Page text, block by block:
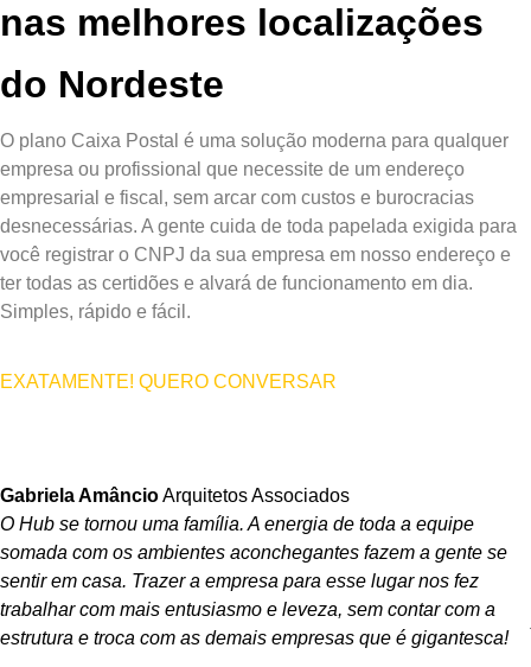
nas melhores localizações
do Nordeste
O plano Caixa Postal é uma solução moderna para qualquer
empresa ou profissional que necessite de um endereço
empresarial e fiscal, sem arcar com custos e burocracias
desnecessárias. A gente cuida de toda papelada exigida para
você registrar o CNPJ da sua empresa em nosso endereço e
ter todas as certidões e alvará de funcionamento em dia.
Simples, rápido e fácil.
EXATAMENTE! QUERO CONVERSAR
Gabriela AmâncioArquitetos Associados
O Hub se tornou uma família. A energia de toda a equipe
somada com os ambientes aconchegantes fazem a gente se
sentir em casa. Trazer a empresa para esse lugar nos fez
trabalhar com mais entusiasmo e leveza, sem contar com a
estrutura e troca com as demais empresas que é gigantesca!